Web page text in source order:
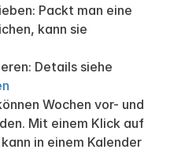
Packt man eine
kann sie
Details siehe
Wochen vor- und
Mit einem Klick auf
in einem Kalender